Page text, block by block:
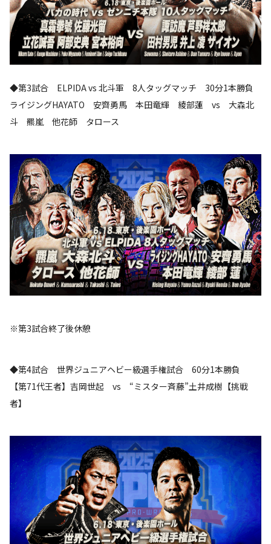
◆第3試合 ELPIDA vs 北斗軍 8人タッグマッチ 30分1本勝負
ライジングHAYATO 安齊勇馬 本田竜輝 綾部蓮 vs 大森北
斗 羆嵐 他花師 タロース
※第3試合終了後休憩
◆第4試合 世界ジュニアヘビー級選手権試合 60分1本勝負
【第71代王者】吉岡世起 vs “ミスター斉藤”土井成樹【挑戦
者】